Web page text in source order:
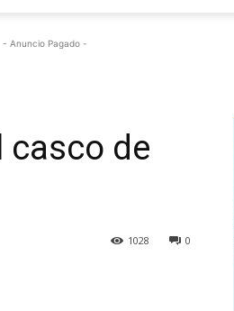
Digital
- Anuncio Pagado -
casco de
0
1028